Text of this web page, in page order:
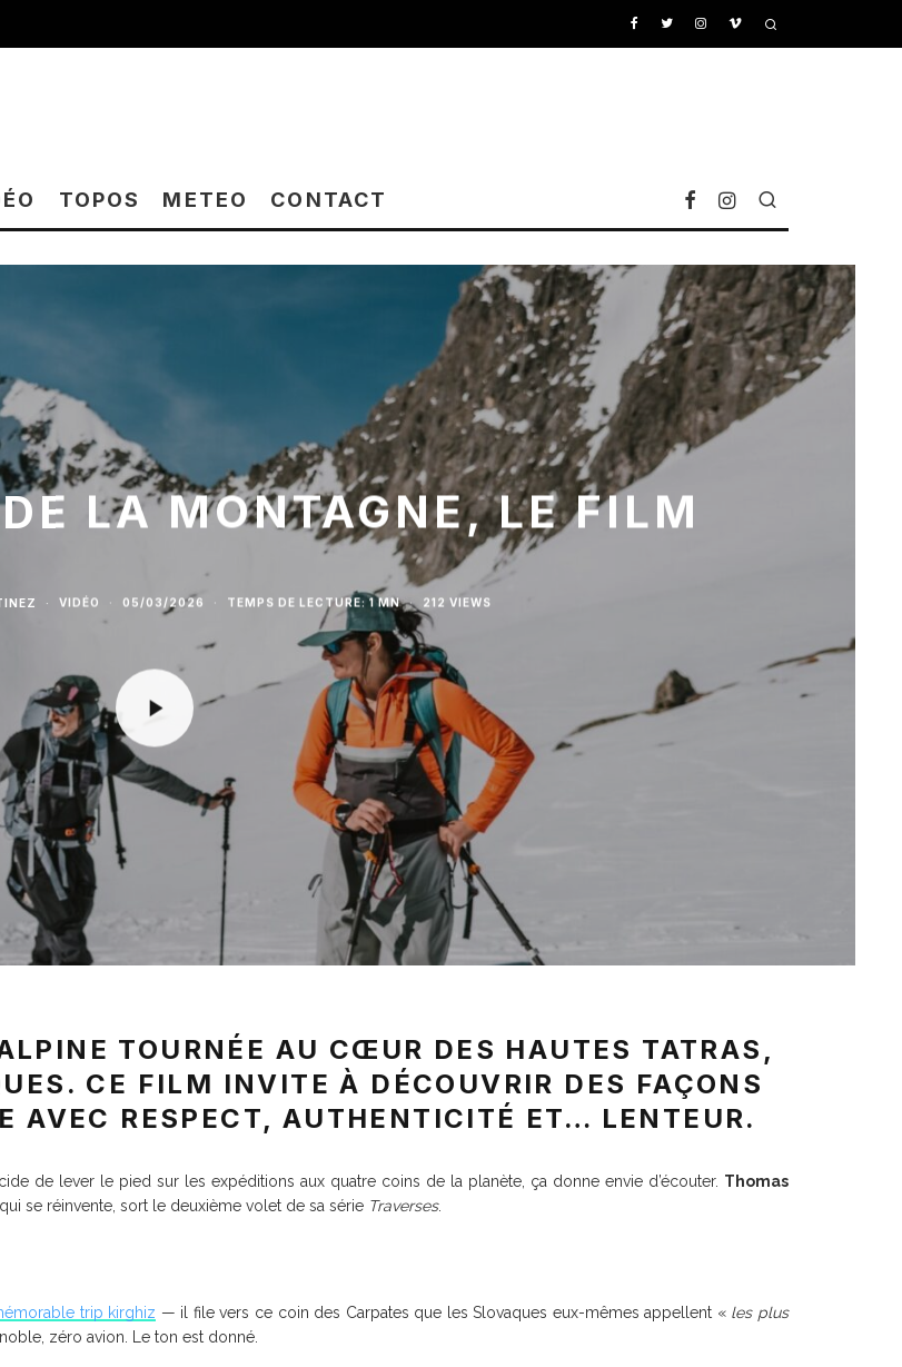
TOPOS METEO CONTACT
LA MONTAGNE, LE FILM
· VIDÉO · 05/03/2026 · TEMPS DE LECTURE: 1 MN · 212 VIEWS
TOURNÉE AU CŒUR DES HAUTES TATRAS,
CE FILM INVITE À DÉCOUVRIR DES FAÇONS
AVEC RESPECT, AUTHENTICITÉ ET… LENTEUR.
de lever le pied sur les expéditions aux quatre coins de la planète, ça donne envie d’écouter. Thomas
se réinvente, sort le deuxième volet de sa série Traverses.
trip kirghiz — il file vers ce coin des Carpates que les Slovaques eux-mêmes appellent « les plus
zéro avion. Le ton est donné.